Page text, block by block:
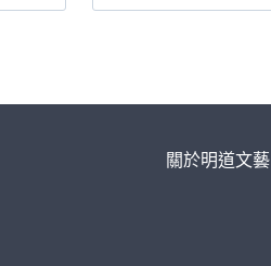
關於明道文藝